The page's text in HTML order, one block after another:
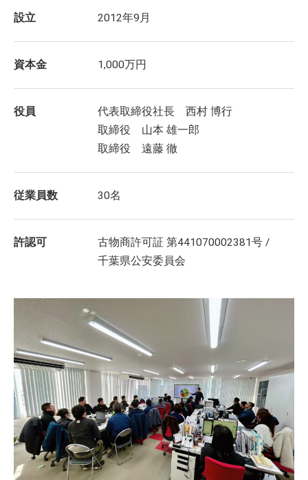
設立 2012年9月
資本金 1,000万円
役員
代表取締役社長 西村 博行
取締役 山本 雄一郎
取締役 遠藤 徹
従業員数 30名
許認可
古物商許可証 第441070002381号 /
千葉県公安委員会